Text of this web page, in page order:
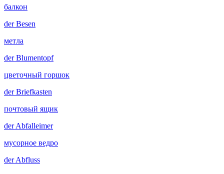
балкон
derBesen
метла
derBlumentopf
цветочный горшок
derBriefkasten
почтовый ящик
derAbfalleimer
мусорное ведро
derAbfluss